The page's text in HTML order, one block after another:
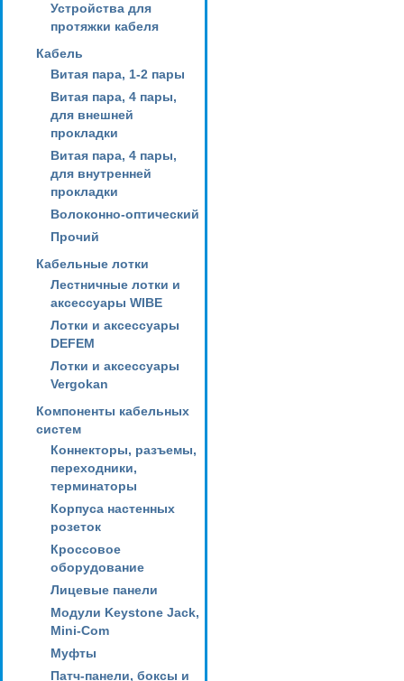
Устройства для
протяжки кабеля
Кабель
Витая пара, 1-2 пары
Витая пара, 4 пары,
для внешней
прокладки
Витая пара, 4 пары,
для внутренней
прокладки
Волоконно-оптический
Прочий
Кабельные лотки
Лестничные лотки и
аксессуары WIBE
Лотки и аксессуары
DEFEM
Лотки и аксессуары
Vergokan
Компоненты кабельных
систем
Коннекторы, разъемы,
переходники,
терминаторы
Корпуса настенных
розеток
Кроссовое
оборудование
Лицевые панели
Модули Keystone Jack,
Mini-Com
Муфты
Патч-панели, боксы и